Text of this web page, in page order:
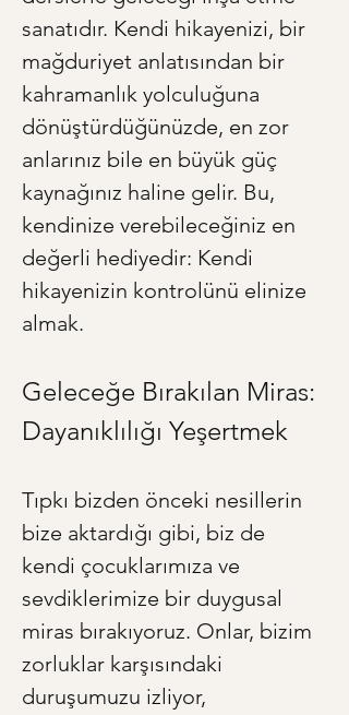
sanatıdır. Kendi hikayenizi, bir
mağduriyet anlatısından bir
kahramanlık yolculuğuna
dönüştürdüğünüzde, en zor
anlarınız bile en büyük güç
kaynağınız haline gelir. Bu,
kendinize verebileceğiniz en
değerli hediyedir: Kendi
hikayenizin kontrolünü elinize
almak.
Geleceğe Bırakılan Miras:
Dayanıklılığı Yeşertmek
Tıpkı bizden önceki nesillerin
bize aktardığı gibi, biz de
kendi çocuklarımıza ve
sevdiklerimize bir duygusal
miras bırakıyoruz. Onlar, bizim
zorluklar karşısındaki
duruşumuzu izliyor,